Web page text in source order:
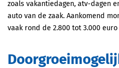
zoals vakantiedagen, atv-dagen
auto van de zaak. Aankomend
vaak rond de 2.800 tot 3.000